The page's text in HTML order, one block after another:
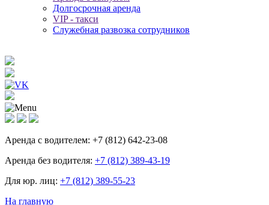
Долгосрочная аренда
VIP - такси
Служебная развозка сотрудников
Аренда с водителем: +7 (812) 642-23-08
Аренда без водителя: +7 (812) 389-43-19
Для юр. лиц: +7 (812) 389-55-23
На главную